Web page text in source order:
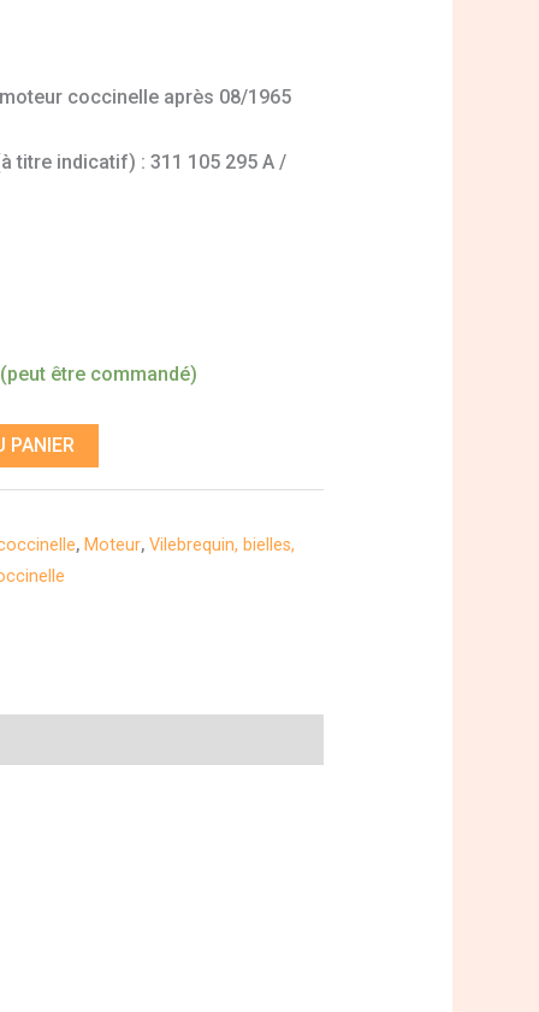
coccinelle après 08/1965
titre indicatif) : 311 105 295 A /
être commandé)
PANIER
, Moteur,Vilebrequin, bielles,